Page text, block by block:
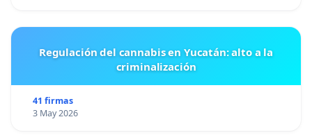
Regulación del cannabis en Yucatán: alto a la
criminalización
41 firmas
3 May 2026